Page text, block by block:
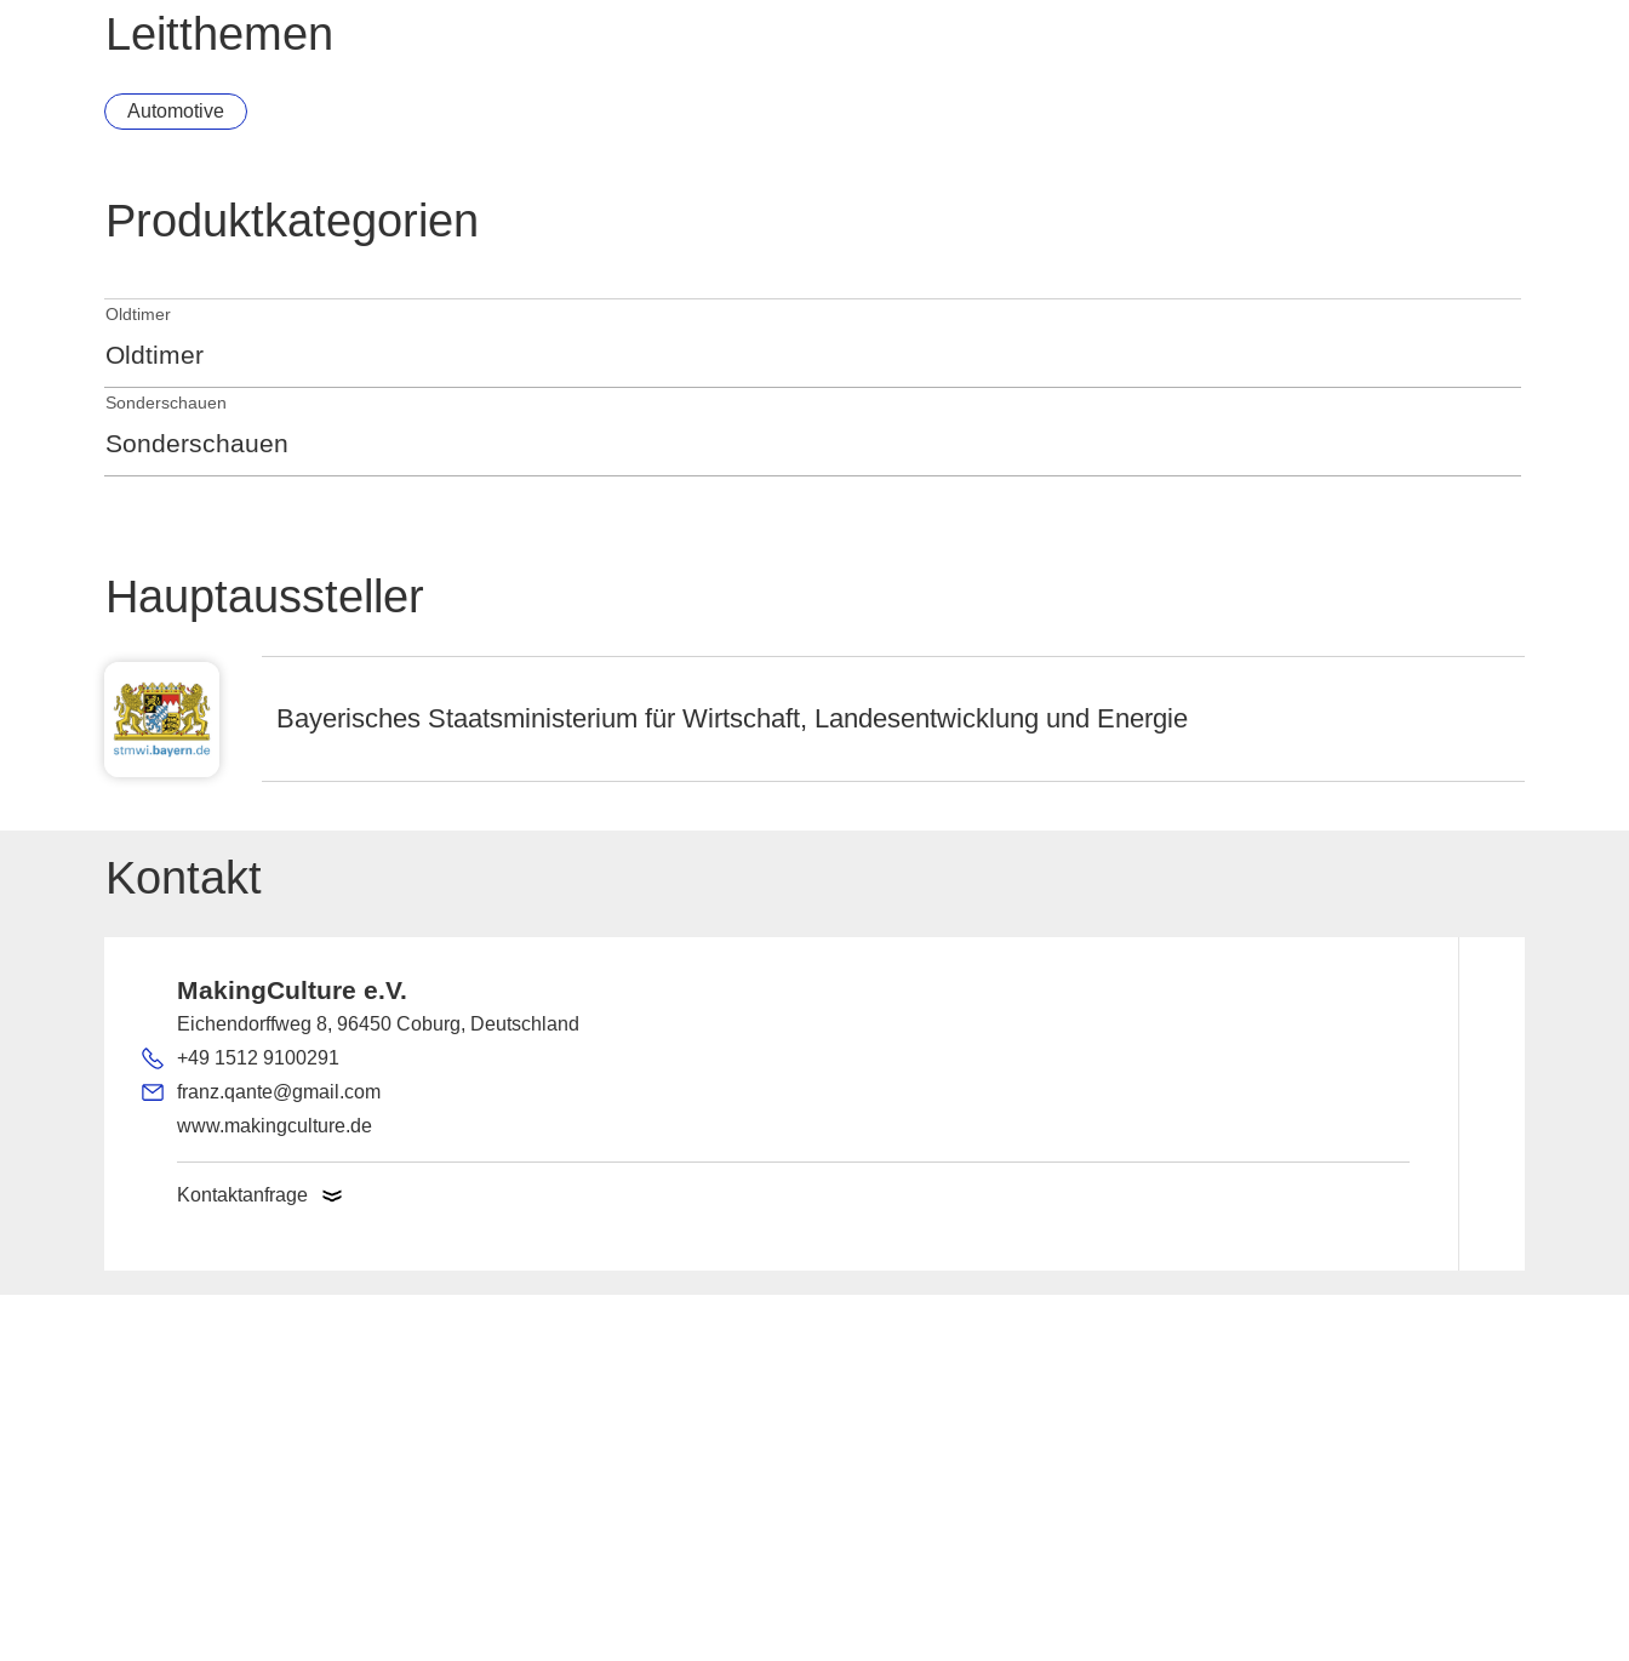
Leitthemen
Automotive
Produktkategorien
Oldtimer
Oldtimer
Sonderschauen
Sonderschauen
Hauptaussteller
Bayerisches Staatsministerium für Wirtschaft, Landesentwicklung und Energie
Kontakt
MakingCulture e.V.
Eichendorffweg 8, 96450 Coburg, Deutschland
+49 1512 9100291
franz.qante@gmail.com
www.makingculture.de
Kontaktanfrage